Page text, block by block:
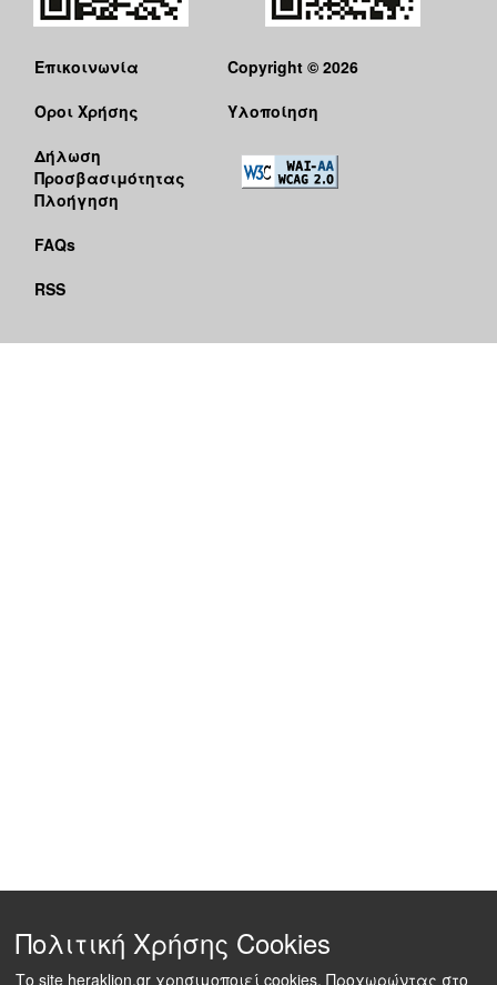
Επικοινωνία
Όροι Χρήσης
Δήλωση
Προσβασιμότητας
Πλοήγηση
FAQs
RSS
Copyright © 2026
Υλοποίηση
Πολιτική Χρήσης Cookies
Το site heraklion.gr χρησιμοποιεί cookies. Προχωρώντας στο